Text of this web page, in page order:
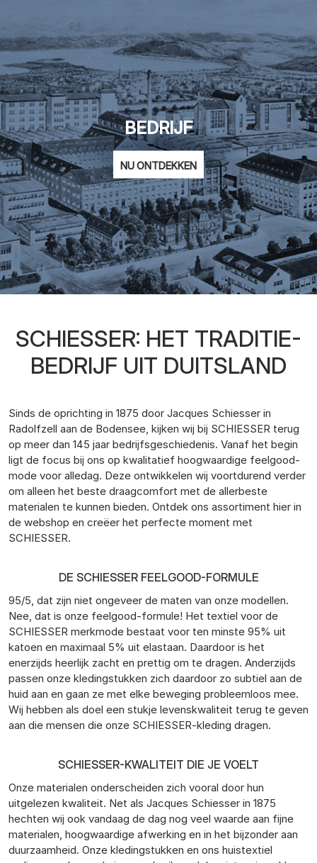
BEDRIJF
NU ONTDEKKEN
SCHIESSER: HET TRADITIE-
BEDRIJF UIT DUITSLAND
Sinds de oprichting in 1875 door Jacques Schiesser in
Radolfzell aan de Bodensee, kijken wij bij SCHIESSER terug
op meer dan 145 jaar bedrijfsgeschiedenis. Vanaf het begin
ligt de focus bij ons op kwalitatief hoogwaardige feelgood-
mode voor alledag. Deze ontwikkelen wij voortdurend verder
om alleen het beste draagcomfort met de allerbeste
materialen te kunnen bieden. Ontdek ons assortiment hier in
de webshop en creëer het perfecte moment met
SCHIESSER.
DE SCHIESSER FEELGOOD-FORMULE
95/5, dat zijn niet ongeveer de maten van onze modellen.
Nee, dat is onze feelgood-formule! Het textiel voor de
SCHIESSER merkmode bestaat voor ten minste 95% uit
katoen en maximaal 5% uit elastaan. Daardoor is het
enerzijds heerlijk zacht en prettig om te dragen. Anderzijds
passen onze kledingstukken zich daardoor zo subtiel aan de
huid aan en gaan ze met elke beweging probleemloos mee.
Wij hebben als doel een stukje levenskwaliteit terug te geven
aan die mensen die onze SCHIESSER-kleding dragen.
SCHIESSER-KWALITEIT DIE JE VOELT
Onze materialen onderscheiden zich vooral door hun
uitgelezen kwaliteit. Net als Jacques Schiesser in 1875
hechten wij ook vandaag de dag nog veel waarde aan fijne
materialen, hoogwaardige afwerking en in het bijzonder aan
duurzaamheid. Onze kledingstukken en ons huistextiel